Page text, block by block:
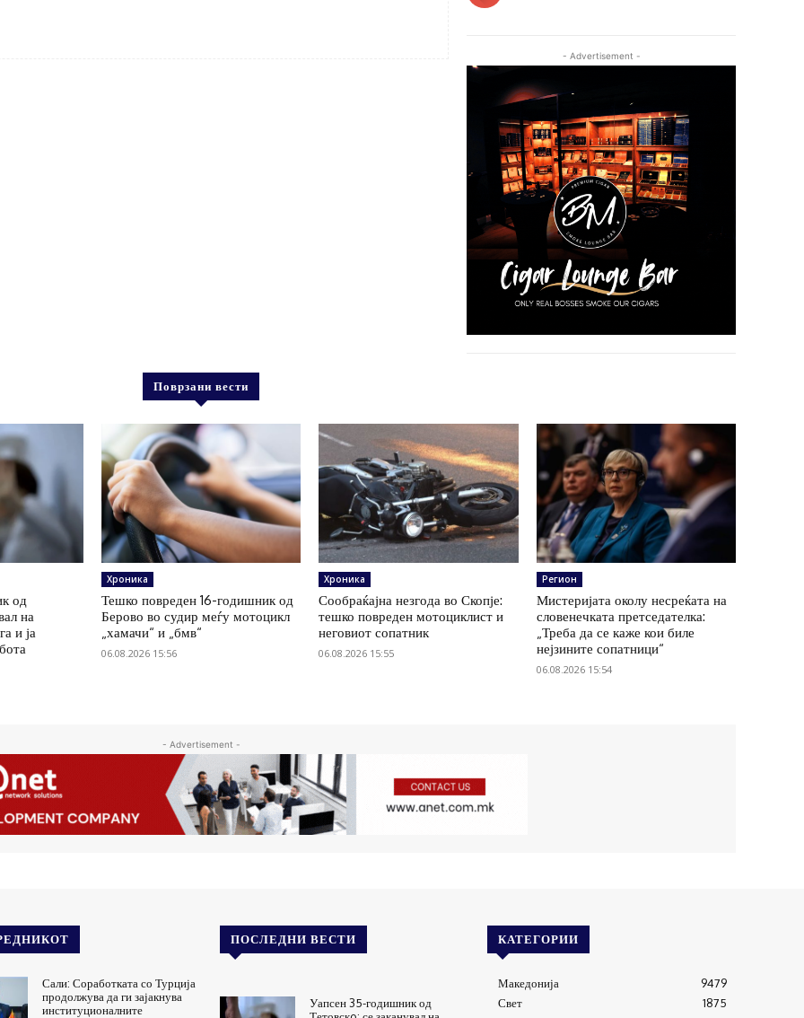
- Advertisement -
Поврзани вести
од
на
и ја
Хроника
Тешко повреден 16-годишник од
Берово во судир меѓу мотоцикл
„хамачи“ и „бмв“
06.08.2026 15:56
Хроника
Сообраќајна незгода во Скопје:
тешко повреден мотоциклист и
неговиот сопатник
06.08.2026 15:55
Регион
Мистеријата околу несреќата на
словенечката претседателка:
„Треба да се каже кои биле
нејзините сопатници“
06.08.2026 15:54
- Advertisement -
Сали: Соработката со Турција
продолжува да ги зајакнува
институционалните
ПОСЛЕДНИ ВЕСТИ
Уапсен 35-годишник од
КАТЕГОРИИ
Македонија
9479
Свет
1875